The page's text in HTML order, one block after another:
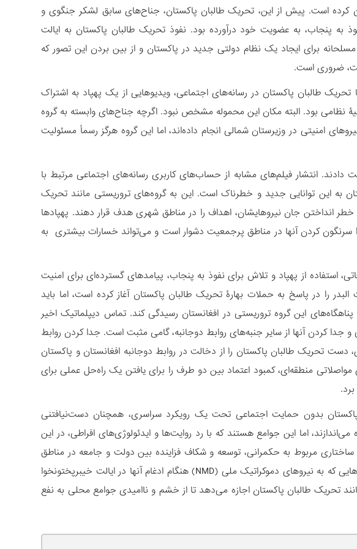
کرده است. پیش از این، تحریک طالبان پاکستان، جناح‌های سابق لشکر جنگوی و
پنجاب، به عضویت خود درآورده بود. نفوذ تحریک طالبان پاکستان به ایالت
برای ایجاد یک نظام دولتی جدید در پاکستان و از بین بردن این تصور که
ضروری است.
طالبان پاکستان در رسانه‌های اجتماعی، ویدیوهایی از یک پهپاد به اشتراک
نظامی بود. البته مکان این محموله مشخص نبود. اگرچه جناح‌های وابسته به گروه
پهپادی علیه نیروهای امنیتی در وزیرستان شمالی انجام داده‌اند، اما این گروه هرگز رسماً مسئولیت
دادند. انتشار فیلم‌های مشابه از حساب‌های کاربری رسانه‌های اجتماعی مرتبط با
به این توانایی جدید و خطرناک است. این به گروه‌های تروریستی مانند تحریک
انداختن جان نیروهایشان، اهداف را در مناطق شهری هدف قرار دهند. پهپادها
کردن آنها در مناطق پرجمعیت دشوار است و می‌تواند خسارات بیشتری به
استفاده از پهپاد و تلاش‌ برای نفوذ به پنجاب، پیامدهای گسترده‌ای برای امنیت
را در پاسخ به حملات بهارۀ تحریک طالبان پاکستان آغاز کرده است، اما باید
این گروه تروریستی در افغانستان رسیدگی کند. تماس دیپلماتیک اخیر
جدا کردن آنها از سایر جنبه‌های روابط دوجانبه، گامی مثبت است. جدا کردن روابط
دست تحریک طالبان پاکستان را از دخالت در روابط دوجانبه افغانستان و پاکستان
منطقه‌ای، کمبود اعتماد بین دو طرف را برای یافتن یک راه‌حل عملی برای
بدون حمایت اجتماعی تحت یک رویکرد سراسری، همچنان دست‌نیافتنی
اما این جوامع هستند که با رد روایت‌ها و ایدئولوژی‌های افراطی، در این
مربوط به حکمرانی، توسعه و شکاف فزاینده بین دولت و جامعه در مناطق
تازه ادغام‌شده(NMD)، پیروزی قاطع نیز امکان‌پذیر نیست. وعده‌هایی که به نیروهای دموکراتیک ملی (NMD) هنگام ادغام آنها در ایالت خیبرپختونخوا
تحریک طالبان پاکستان اجازه می‌دهد تا از خشم و ناامیدی جوامع محلی به نفع